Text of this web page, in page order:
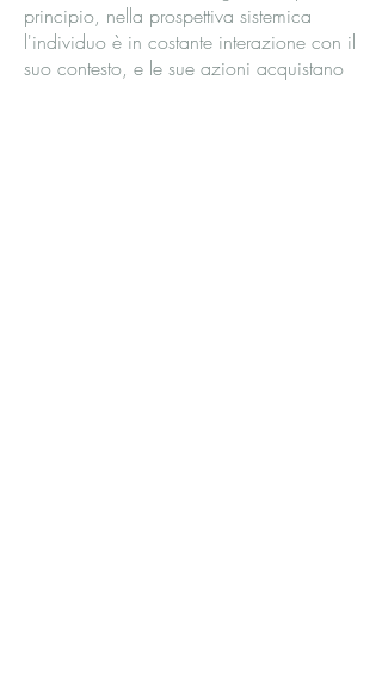
principio, nella prospettiva sistemica
l'individuo è in costante interazione con il
suo contesto, e le sue azioni acquistano